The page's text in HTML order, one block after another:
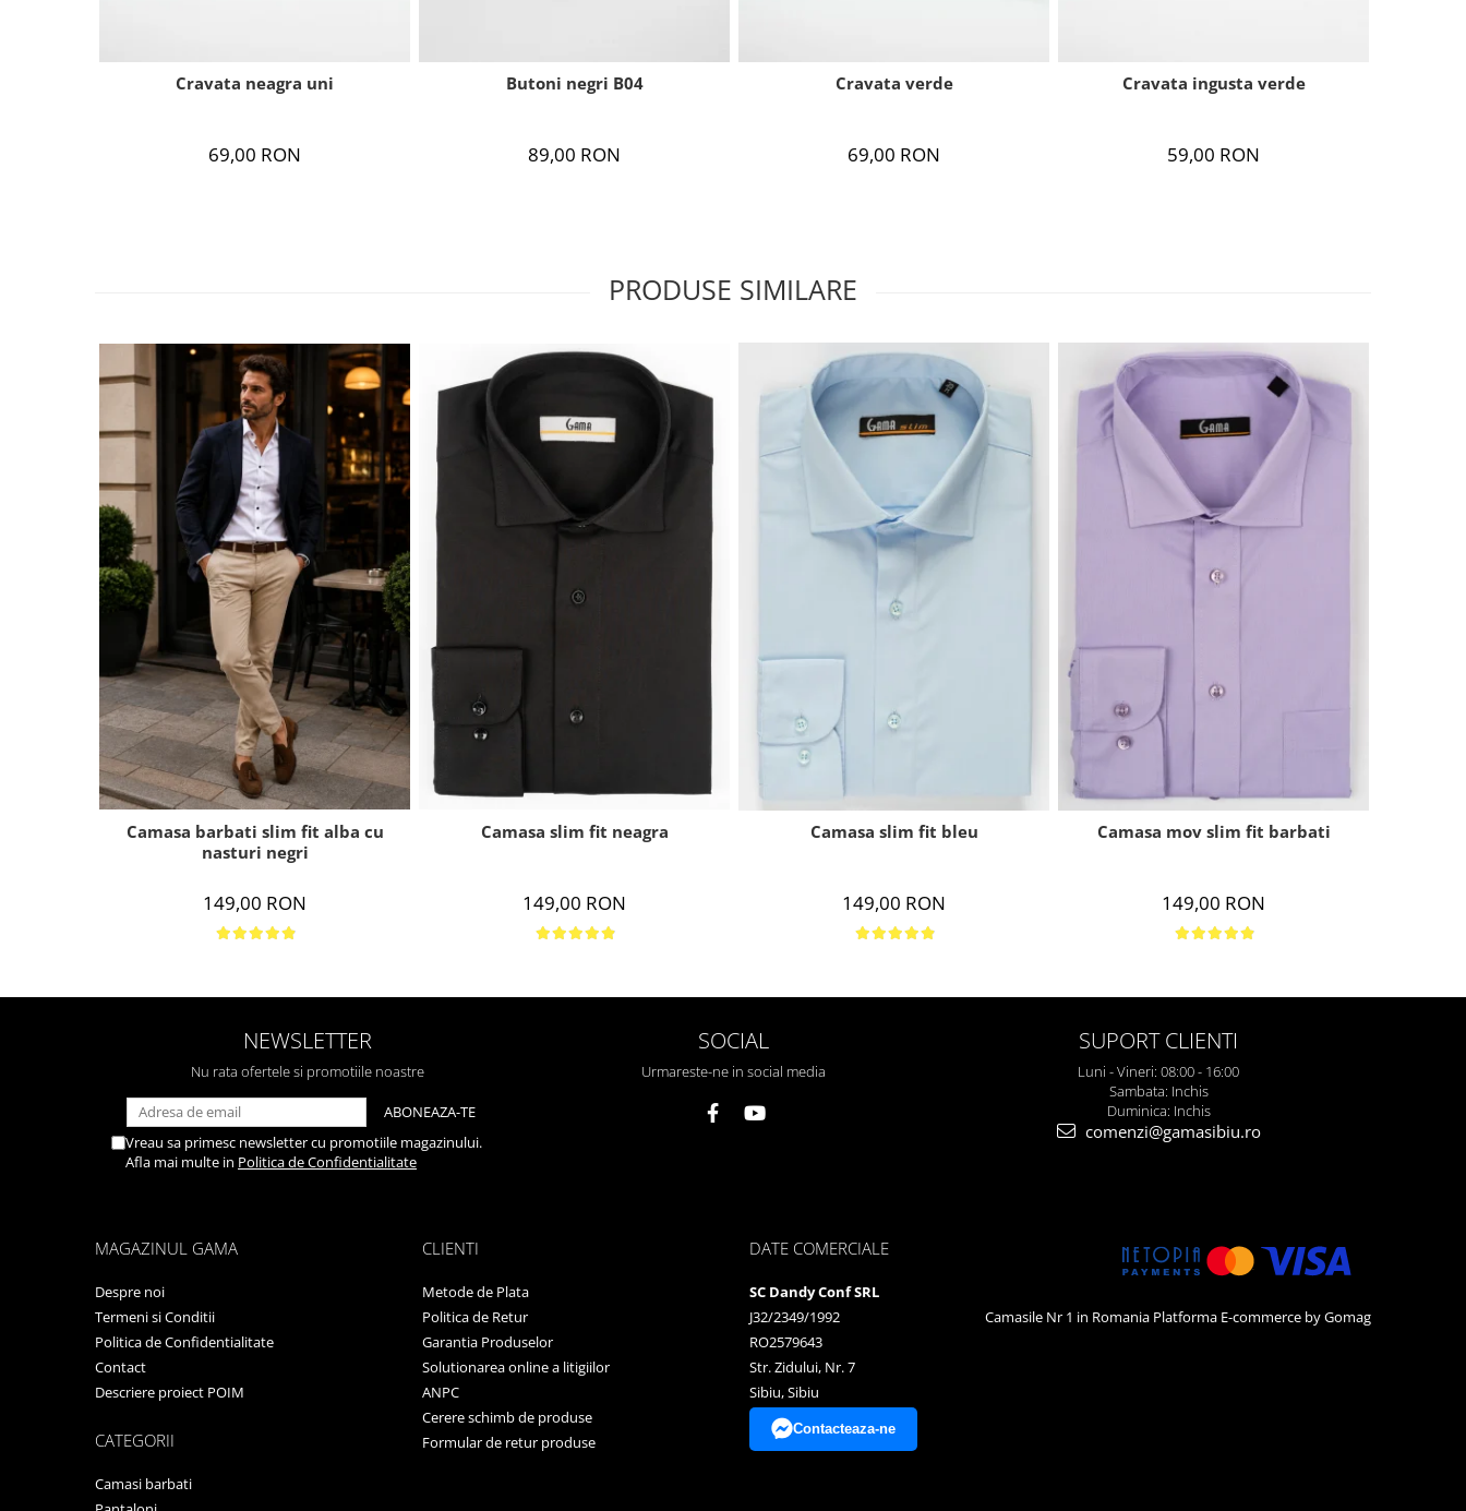
Cravata neagra uni
69,00 RON
Butoni negri B04
89,00 RON
Cravata verde
69,00 RON
Cravata ingusta verde
59,00 RON
PRODUSE SIMILARE
Camasa barbati slim fit alba cu
nasturi negri
149,00 RON
Camasa slim fit neagra
149,00 RON
Camasa slim fit bleu
149,00 RON
Camasa mov slim fit barbati
149,00 RON
NEWSLETTER
Nu rata ofertele si promotiile noastre
Vreau sa primesc newsletter cu promotiile magazinului.
Afla mai multe in Politica de Confidentialitate
SOCIAL
Urmareste-ne in social media
SUPORT CLIENTI
Luni - Vineri: 08:00 - 16:00
Sambata: Inchis
Duminica: Inchis
comenzi@gamasibiu.ro
MAGAZINUL GAMA
Despre noi
Termeni si Conditii
Politica de Confidentialitate
Contact
Descriere proiect POIM
CATEGORII
Camasi barbati
CLIENTI
Metode de Plata
Politica de Retur
Garantia Produselor
Solutionarea online a litigiilor
ANPC
Cerere schimb de produse
Formular de retur produse
DATE COMERCIALE
SC Dandy Conf SRL
J32/2349/1992
RO2579643
Str. Zidului, Nr. 7
Sibiu, Sibiu
Contacteaza-ne
Camasile Nr 1 in Romania Platforma E-commerce by Gomag